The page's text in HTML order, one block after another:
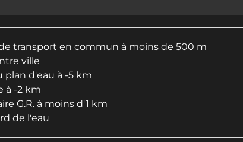
transport en commun à moins de 500 m
ville
plan d'eau à -5 km
à -2 km
G.R. à moins d'1 km
de l'eau